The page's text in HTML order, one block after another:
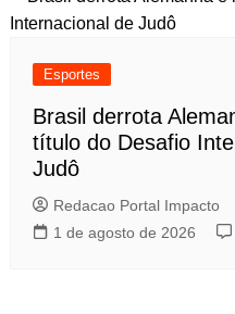
Esportes
Brasil derrota
título do Desafio
Judô
Redacao Portal Impacto
1 de agosto de 2026